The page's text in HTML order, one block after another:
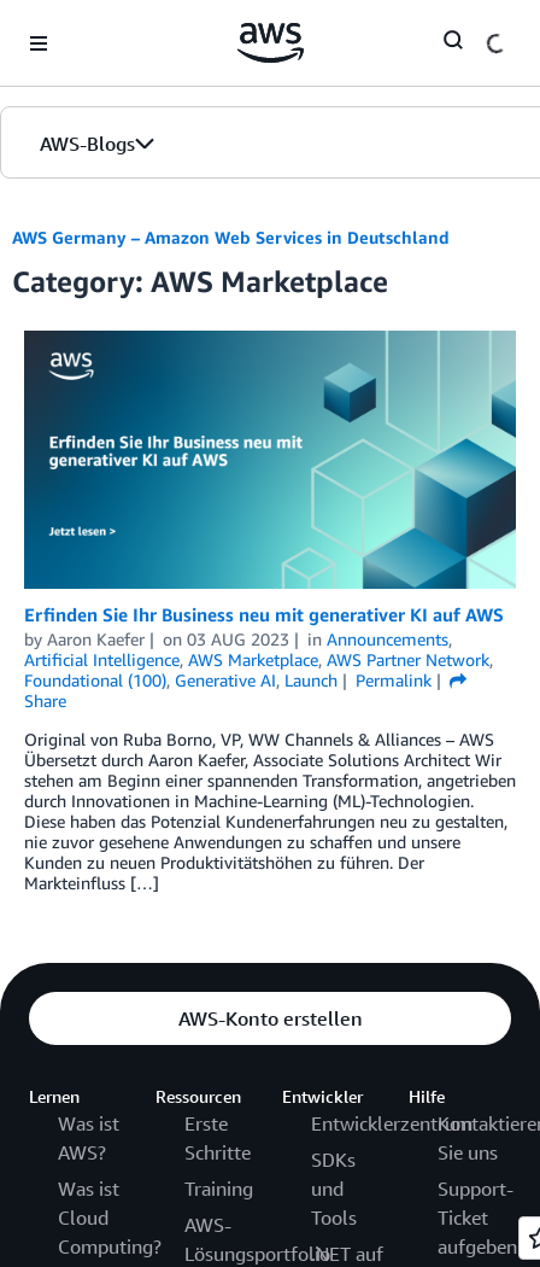
AWS-Blogs
Editionen
AWS Germany – Amazon Web Services in Deutschland
Category: AWS Marketplace
Erfinden Sie Ihr Business neu mit generativer KI auf AWS
by Aaron Kaefer on 03 AUG 2023 in Announcements,
Artificial Intelligence, AWS Marketplace, AWS Partner Network,
Foundational (100), Generative AI, Launch
Permalink
Share
Original von Ruba Borno, VP, WW Channels & Alliances – AWS
Übersetzt durch Aaron Kaefer, Associate Solutions Architect Wir
stehen am Beginn einer spannenden Transformation, angetrieben
durch Innovationen in Machine-Learning (ML)-Technologien.
Diese haben das Potenzial Kundenerfahrungen neu zu gestalten,
nie zuvor gesehene Anwendungen zu schaffen und unsere
Kunden zu neuen Produktivitätshöhen zu führen. Der
Markteinfluss […]
AWS-Konto erstellen
Lernen
Was ist
AWS?
Was ist
Cloud
Computing?
Ressourcen
Erste
Schritte
Training
AWS-
Lösungsportfolio
Entwickler
Entwicklerzentrum
SDKs
und
Tools
.NET auf
Hilfe
Sie uns
Support-
Ticket
aufgeben